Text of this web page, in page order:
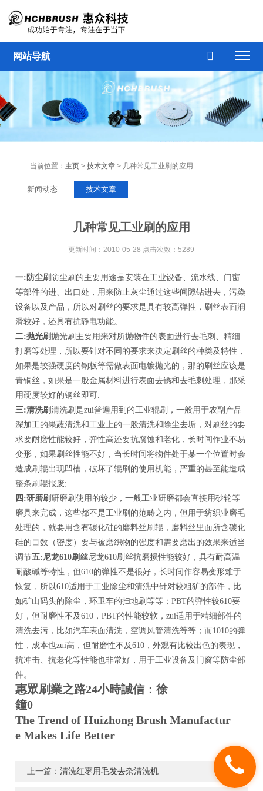
网站导航 
当前位置： 主页 >技术文章 > 几种常见工业刷的应用
新闻动态 技术文章
几种常见工业刷的应用
更新时间：2010-05-28 点击次数：5289
一: 防尘刷 防尘刷的主要用途是安装在工业设备、流水线、门窗
等部件的进、出口处，用来防止灰尘通过这些间隙钻进去，污染
设备以及产品，所以对刷丝的要求是具有较高弹性，刷丝表面润
滑较好，还具有抗静电功能。
二:抛光刷抛光刷主要用来对所抛物件的表面进行去毛刺、精细
打磨等处理，所以要针对不同的要求来决定刷丝的种类及特性，
如果是较强硬度的钢板等需做表面电镀抛光的，那的刷丝应该是
青铜丝，如果是一般金属材料进行表面去锈和去毛刺处理，那采
用硬度较好的钢丝即可.
三:清洗刷清洗刷是zui普遍用到的工业辊刷，一般用于农副产品
深加工的果蔬清洗和工业上的一般清洗和除尘去垢，对刷丝的要
求要耐磨性能较好，弹性高还要抗腐蚀和老化，长时间作业不易
变形，如果刷丝性能不好，当长时间将物件处于某一个位置时会
造成刷辊出现凹槽，破坏了辊刷的使用机能，严重的甚至能造成
整条刷辊报废;
四 :研磨刷研磨刷使用的较少，一般工业研磨都会直接用砂轮等
磨具来完成，这些都不是工业刷的范畴之内，但用于纺织业磨毛
处理的，就要用含有碳化硅的磨料丝刷辊，磨料丝里面所含碳化
硅的目数（密度）要与被磨织物的强度和需要磨出的效果来适当
调节五:尼龙610刷丝尼龙610刷丝抗磨损性能较好，具有耐高温
耐酸碱等特性，但610的弹性不是很好，长时间作容易变形难于
恢复，所以610适用于工业除尘和清洗中针对较粗犷的部件，比
如矿山码头的除尘，环卫车的扫地刷等等；PBT的弹性较610要
好，但耐磨性不及610 ，PBT的性能较软，zui适用于精细部件的
清洗去污，比如汽车表面清洗，空调风管清洗等等；而 1010的弹
性，成本也zui高，但耐磨性不及610 ，外观有比较出色的表现，
抗冲击、抗老化等性能也非常好，用于工业设备及门窗等防尘部
件。
惠眾刷業之路24小時誠信：徐
鐘0
The Trend of Huizhong Brush Manufactur
e Makes Life Better
上一篇：清洗红枣用毛发去杂清洗机